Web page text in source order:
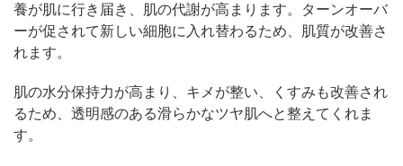
養が肌に行き届き、肌の代謝が高まります。ターンオーバ
ーが促されて新しい細胞に入れ替わるため、肌質が改善さ
れます。
肌の水分保持力が高まり、キメが整い、くすみも改善され
るため、透明感のある滑らかなツヤ肌へと整えてくれま
す。